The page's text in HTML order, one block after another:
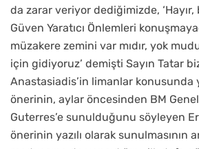
da zarar veriyor dediğimizde,
Güven Yaratıcı Önlemleri
müzakere zemini var mıdır, yok
için gidiyoruz’ demişti Sayın Tatar
Anastasiadis’in limanlar konusunda
önerinin, aylar öncesinden BM
Guterres’e sunulduğunu söyleyen
önerinin yazılı olarak sunulmasının